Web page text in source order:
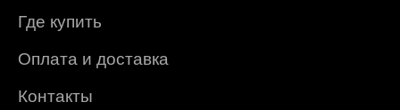
Где купить
Оплата и доставка
Контакты